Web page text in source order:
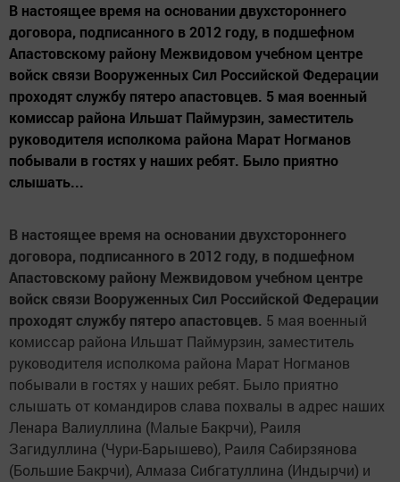
В настоящее время на основании двухстороннего
договора, подписанного в 2012 году, в подшефном
Апастовскому району Межвидовом учебном центре
войск связи Вооруженных Сил Российской Федерации
проходят службу пятеро апастовцев. 5 мая военный
комиссар района Ильшат Паймурзин, заместитель
руководителя исполкома района Марат Ногманов
побывали в гостях у наших ребят. Было приятно
слышать...
В настоящее время на основании двухстороннего
договора, подписанного в 2012 году, в подшефном
Апастовскому району Межвидовом учебном центре
войск связи Вооруженных Сил Российской Федерации
проходят службу пятеро апастовцев. 5 мая военный
комиссар района Ильшат Паймурзин, заместитель
руководителя исполкома района Марат Ногманов
побывали в гостях у наших ребят. Было приятно
слышать от командиров слава похвалы в адрес наших
Ленара Валиуллина (Малые Бакрчи), Раиля
Загидуллина (Чури-Барышево), Раиля Сабирзянова
(Большие Бакрчи), Алмаза Сибгатуллина (Индырчи) и